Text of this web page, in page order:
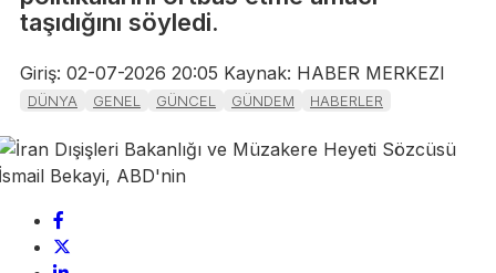
taşıdığını söyledi.
Giriş: 02-07-2026 20:05 Kaynak: HABER MERKEZI
DÜNYA GENEL GÜNCEL GÜNDEM HABERLER